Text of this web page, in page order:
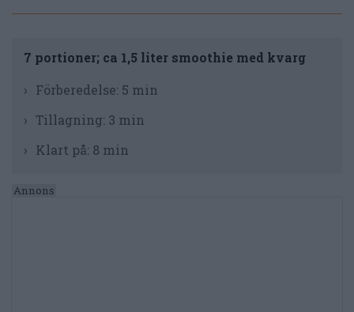
7 portioner; ca 1,5 liter smoothie med kvarg
Förberedelse: 5 min
Tillagning: 3 min
Klart på: 8 min